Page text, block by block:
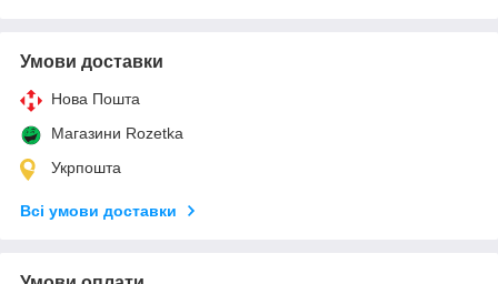
Умови доставки
Нова Пошта
Магазини Rozetka
Укрпошта
Всі умови доставки